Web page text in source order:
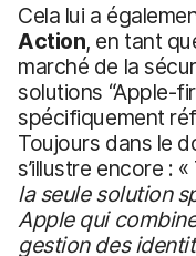
Cela lui a
Action, en tant
marché de la
solutions “Apple-
spécifiquement
Toujours dans le
s’illustre encore :
la seule solution
Apple qui
gestion des